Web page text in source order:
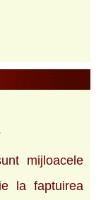
mijloacele
la faptuirea